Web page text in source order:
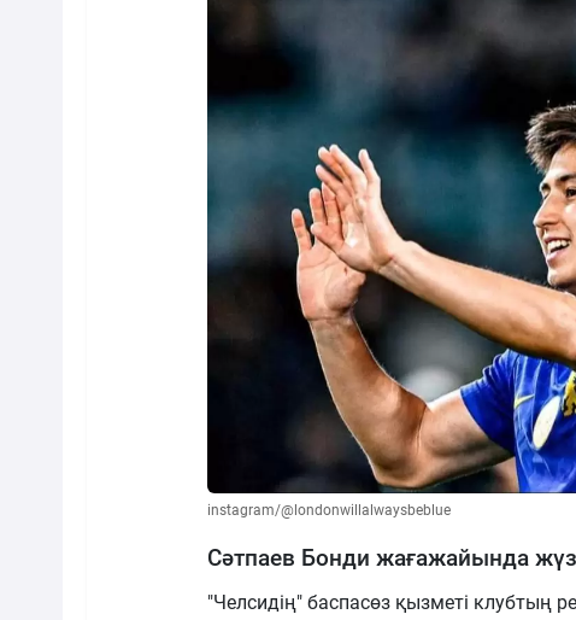
instagram/@londonwillalwaysbeblue
Сәтпаев Бонди жағажайында
"Челсидің" баспасөз қызметі клубтың